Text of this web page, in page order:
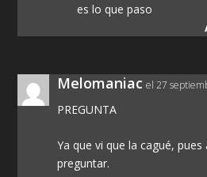
es lo que paso
Melomaniac el 27
PREGUNTA
Ya que vi que la cagué,
preguntar.